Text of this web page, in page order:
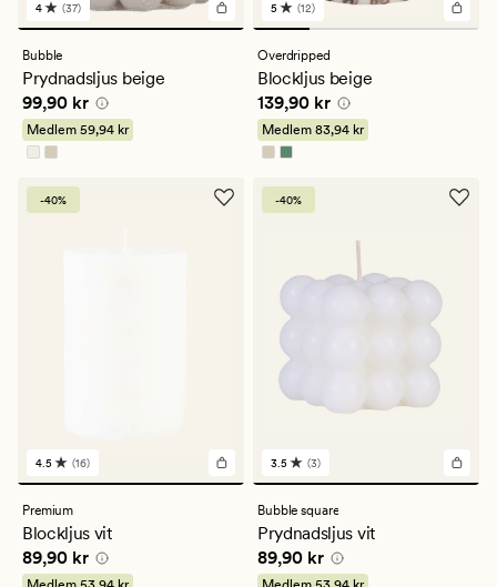
37
omdömen
med
ett
genomsnittligt
betyg
på
4
4 (37)
Bubble
Prydnadsljus beige
Pris 99,90 kr
99,90 kr
Medlem 59,94 kr
12
omdömen
med
ett
genomsnittligt
betyg
på
5
5 (12)
Overdripped
Blockljus beige
Pris 139,90 kr
139,90 kr
Medlem 83,94 kr
-40%
16
omdömen
med
ett
genomsnittligt
betyg
på
4.5 (16)
Premium
Blockljus vit
Pris 89,90 kr
89,90 kr
-40%
3
omdömen
med
ett
genomsnittligt
betyg
på
3.5 (3)
Bubble square
Prydnadsljus vit
Pris 89,90 kr
89,90 kr